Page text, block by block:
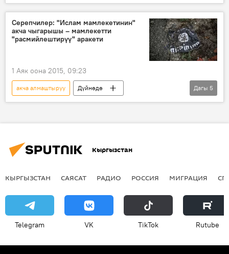
паспорт
Кыргызстан
Серепчилер: "Ислам мамлекетинин"
акча чыгарышы – мамлекетти
"расмийлештирүү" аракети
1 Аяк оона 2015, 09:23
акча алмаштыруу
Дүйнөдө
Жаңылыктар
Ой-пикир
Дагы 5
Кыргызстан
КЫРГЫЗСТАН САЯСАТ РАДИО РОССИЯ МИГРАЦИЯ
Telegram VK ТikТоk Rutube